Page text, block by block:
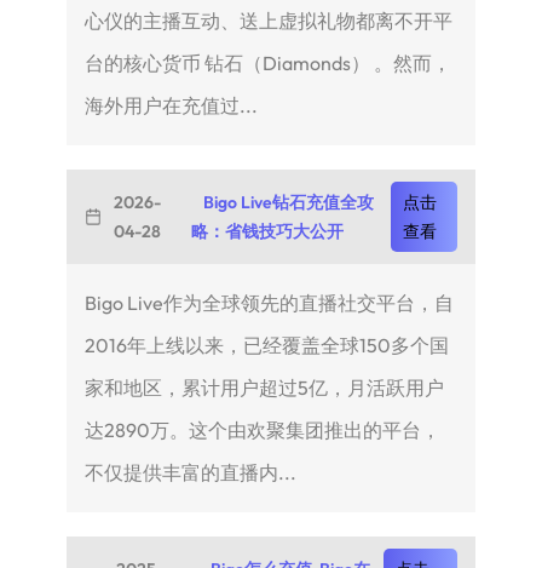
心仪的主播互动、送上虚拟礼物都离不开平
台的核心货币 钻石（Diamonds） 。然而，
海外用户在充值过...
2026-
04-28
Bigo Live钻石充值全攻
略：省钱技巧大公开
点击
查看
Bigo Live作为全球领先的直播社交平台，自
2016年上线以来，已经覆盖全球150多个国
家和地区，累计用户超过5亿，月活跃用户
达2890万。这个由欢聚集团推出的平台，
不仅提供丰富的直播内...